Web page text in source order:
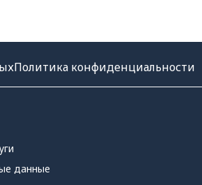
Политика конфиденциальности
данные